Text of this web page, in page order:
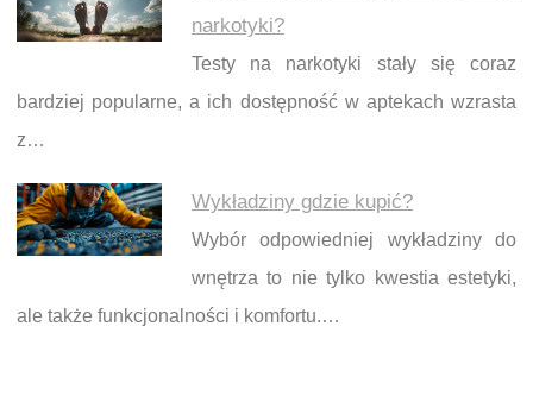
narkotyki?
Testy na narkotyki stały się coraz
bardziej popularne, a ich dostępność w aptekach wzrasta
z…
Wykładziny gdzie kupić?
Wybór odpowiedniej wykładziny do
wnętrza to nie tylko kwestia estetyki,
ale także funkcjonalności i komfortu.…